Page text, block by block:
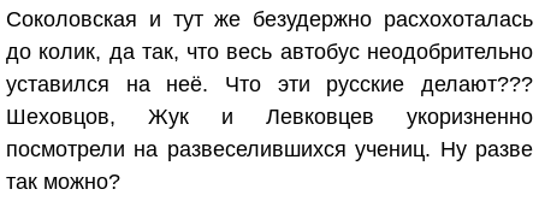
Соколовская и тут же безудержно расхохоталась
до колик, да так, что весь автобус неодобрительно
уставился на неё. Что эти русские делают???
Шеховцов, Жук и Левковцев укоризненно
посмотрели на развеселившихся учениц. Ну разве
так можно?